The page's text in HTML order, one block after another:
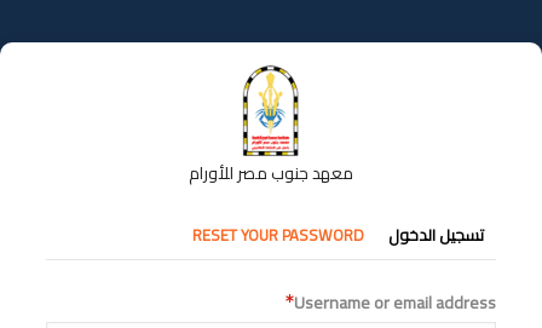
إلى
المحتوى
معهد جنوب مصر للأورام
التبويبات
الأساسية
تسجيل الدخول RESET YOUR PASSWORD
Username or email address